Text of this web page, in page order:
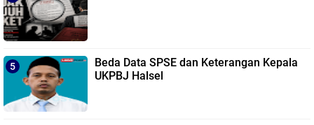
Beda Data SPSE dan Keterangan Kepala
UKPBJ Halsel